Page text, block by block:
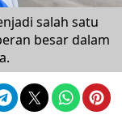
salah satu
besar dalam